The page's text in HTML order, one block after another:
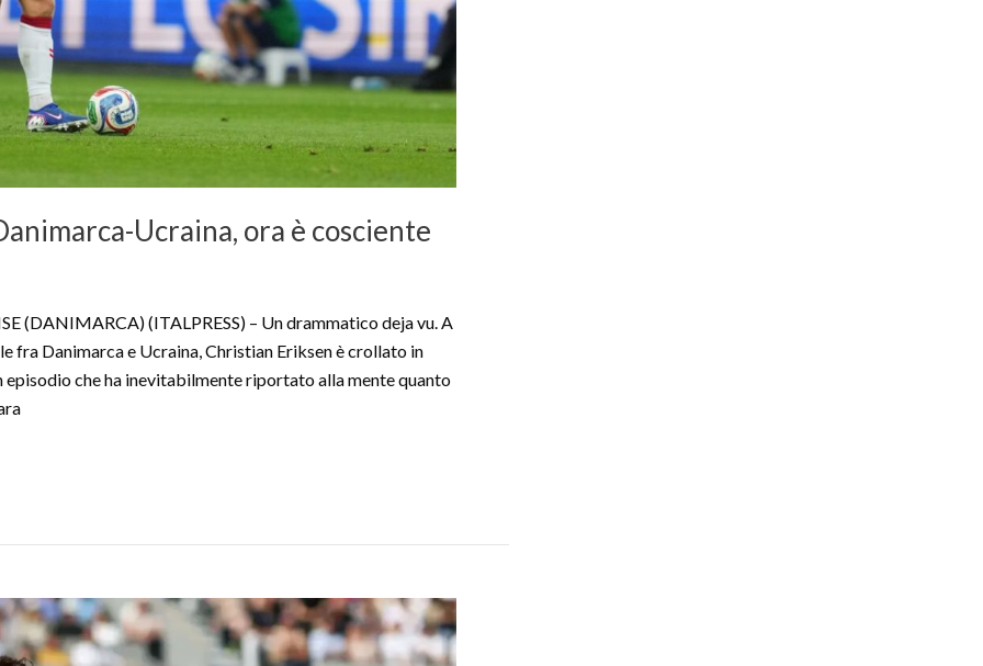
Ucraina, ora è cosciente
(DANIMARCA) (ITALPRESS) – Un drammatico deja vu. A
fra Danimarca e Ucraina, Christian Eriksen è crollato in
che ha inevitabilmente riportato alla mente quanto